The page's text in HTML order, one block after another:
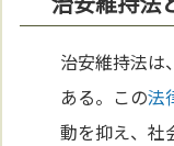
治安維持法は
ある。この法
動を抑え、社